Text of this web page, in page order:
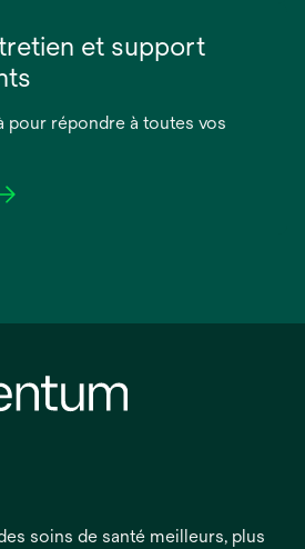
et support
pour répondre à toutes vos
soins de santé meilleurs, plus